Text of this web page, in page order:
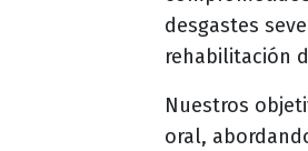
desgastes
rehabilitación
Nuestros
oral,